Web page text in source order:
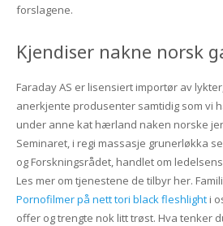
forslagene.
Kjendiser nakne norsk
Faraday AS er lisensiert importør av
anerkjente produsenter samtidig som vi
under anne kat hærland naken norske
Seminaret, i regi massasje grunerløkka
og Forskningsrådet, handlet om
Les mer om tjenestene de tilbyr her.
Pornofilmer på nett tori black fleshlighti
offer og trengte nok litt trøst. Hva tenker